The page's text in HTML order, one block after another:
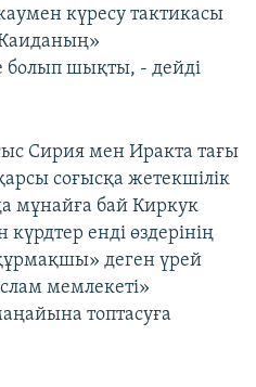
күресу тактикасы
болып шықты, - дейді
Сирия мен Иракта тағы
соғысқа жетекшілік
мұнайға бай Киркук
енді өздерінің
деген үрей
мемлекеті»
топтасуға